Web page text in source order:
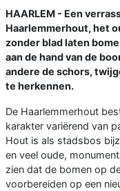
HAARLEM - Een
Haarlemmerhout, het
zonder blad laten
aan de hand van de
andere de schors,
te herkennen.
De Haarlemmerhout
karakter variërend van
Hout is als stadsbos
en veel oude,
zien dat de bomen op
voorbereiden op een